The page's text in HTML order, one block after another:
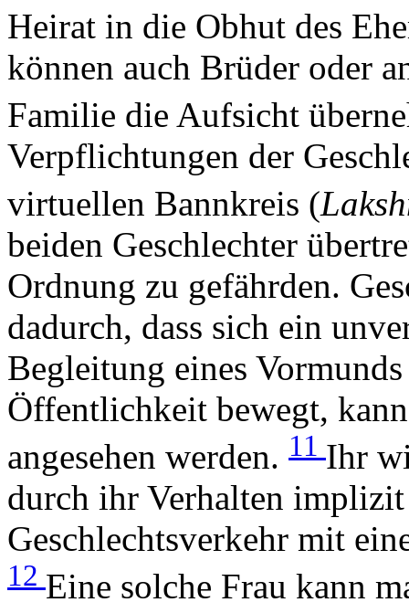
Heirat in die Obhut des
können auch Brüder oder
Familie die Aufsicht
Verpflichtungen der
virtuellen Bannkreis (
beiden Geschlechter
Ordnung zu gefährden.
dadurch, dass sich ein
Begleitung eines
Öffentlichkeit bewegt,
angesehen werden. 11 Ihr
durch ihr Verhalten
Geschlechtsverkehr mit
12 Eine solche Frau kann